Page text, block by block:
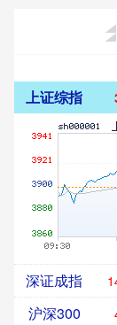
上证综指
深证成指
沪深300